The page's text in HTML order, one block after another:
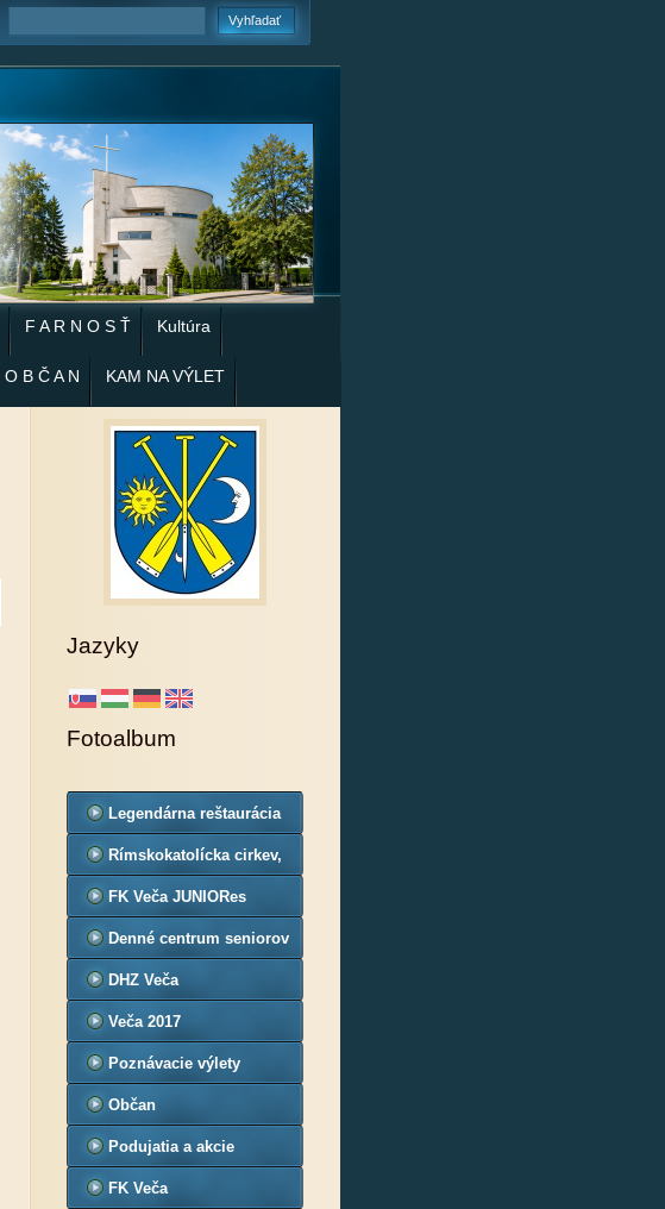
F A R N O S Ť Kultúra
O B Č A N KAM NA VÝLET
Jazyky
Fotoalbum
Legendárna reštaurácia
Corgoň
Rímskokatolícka cirkev,
farnosť Veča
FK Veča JUNIORes
Denné centrum seniorov
č.3
DHZ Veča
Veča 2017
Poznávacie výlety
Občan
Podujatia a akcie
FK Veča